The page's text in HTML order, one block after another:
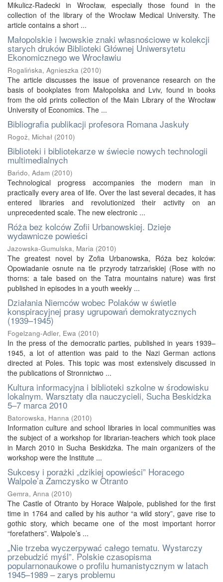
Mikulicz-Radecki in Wrocław, especially those found in the
collection of the library of the Wrocław Medical University. The
article contains a short ...
Małopolskie i lwowskie znaki własnościowe w kolekcji
starych druków Biblioteki Głównej Uniwersytetu
Ekonomicznego we Wrocławiu
Rogalińska, Agnieszka (2010)
The article discusses the issue of provenance research on the
basis of bookplates from Małopolska and Lviv, found in books
from the old prints collection of the Main Library of the Wrocław
University of Economics. The ...
Bibliografia publikacji profesora Romana Jaskuły
Rogoż, Michał (2010)
Biblioteki i bibliotekarze w świecie nowych technologii
multimedialnych
Bańdo, Adam (2010)
Technological progress accompanies the modern man in
practically every area of life. Over the last several decades, it has
entered libraries and revolutionized their activity on an
unprecedented scale. The new electronic ...
Róża bez kolców Zofii Urbanowskiej. Dzieje
wydawnicze powieści
Jazowska-Gumulska, Maria (2010)
The greatest novel by Zofia Urbanowska, Róża bez kolców:
Opowiadanie osnute na tle przyrody tatrzańskiej (Rose with no
thorns: a tale based on the Tatra mountains nature) was first
published in episodes in a youth weekly ...
Działania Niemców wobec Polaków w świetle
konspiracyjnej prasy ugrupowań demokratycznych
(1939–1945)
Fogelzang-Adler, Ewa (2010)
In the press of the democratic parties, published in years 1939–
1945, a lot of attention was paid to the Nazi German actions
directed at Poles. This topic was most extensively discussed in
the publications of Stronnictwo ...
Kultura informacyjna i biblioteki szkolne w środowisku
lokalnym. Warsztaty dla nauczycieli, Sucha Beskidzka
5–7 marca 2010
Batorowska, Hanna (2010)
Information culture and school libraries in local communities was
the subject of a workshop for librarian-teachers which took place
in March 2010 in Sucha Beskidzka. The main organizers of the
workshop were the Institute ...
Sukcesy i porażki „dzikiej opowieści” Horacego
Walpole’a Zamczysko w Otranto
Gemra, Anna (2010)
The Castle of Otranto by Horace Walpole, published for the first
time in 1764 and called by his author “a wild story”, gave rise to
gothic story, which became one of the most important horror
“forefathers”. Walpole’s ...
„Nie trzeba wyczerpywać całego tematu. Wystarczy
przebudzić myśl”. Polskie czasopisma
popularnonaukowe o profilu humanistycznym w latach
1945–1989 – zarys problemu